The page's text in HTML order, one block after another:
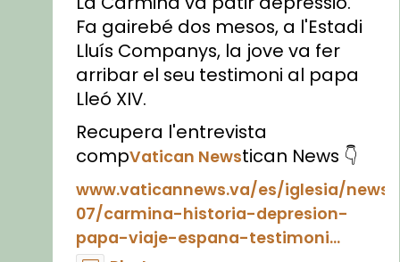
Fa gairebé dos mesos, a l'Estadi
Lluís Companys, la jove va fer
arribar el seu testimoni al papa
Lleó XIV.
Recupera l'entrevista
compVatican Newstican News 👇
www.vaticannews.va/es/iglesia/news/
07/carmina-historia-depresion-
papa-viaje-espana-testimoni...